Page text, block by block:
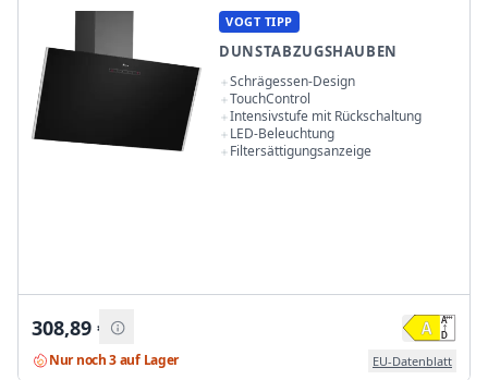
VOGT TIPP
DUNSTABZUGSHAUBEN
Schrägessen-Design
TouchControl
Intensivstufe mit Rückschaltung
LED-Beleuchtung
Filtersättigungsanzeige
308,89 €
Nur noch 3 auf Lager EU-Datenblatt